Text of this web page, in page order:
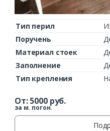
Тип перил
Поручень
Материал стоек
Заполнение
Тип крепления
От:5000руб.
за м. погон.